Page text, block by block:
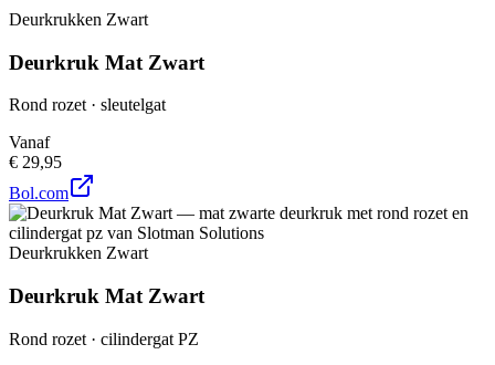
Deurkrukken Zwart
Deurkruk Mat Zwart
Rond rozet · sleutelgat
Vanaf
€ 29,95
Bol.com
Deurkrukken Zwart
Deurkruk Mat Zwart
Rond rozet · cilindergat PZ